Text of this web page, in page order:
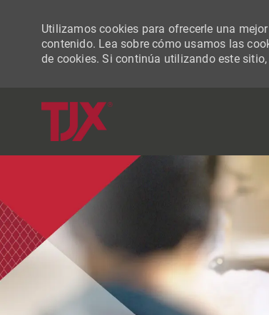
Utilizamos cookies para ofrecerle una
contenido. Lea sobre cómo usamos las
de cookies. Si continúa utilizando este